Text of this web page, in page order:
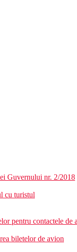
nisip si pietris
in functie de
de introducerea
de a plati taxa
5.00 €. Tarifele
Guvernului nr. 2/2018
cu turistul
pentru contactele de
biletelor de avion